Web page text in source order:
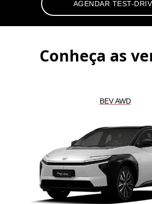
AGENDAR TEST-
Conheça as
BEV AWD